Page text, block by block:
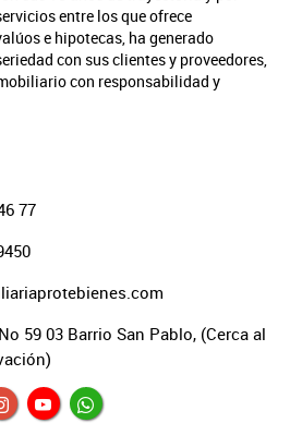
entre los que ofrece
e hipotecas, ha generado
con sus clientes y proveedores,
con responsabilidad y
77
59 03 Barrio San Pablo, (Cerca al